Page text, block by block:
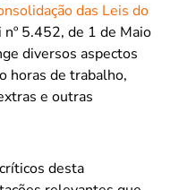
das Leis do
5.452, de 1 de Maio
diversos aspectos
horas de trabalho,
e outras
desta